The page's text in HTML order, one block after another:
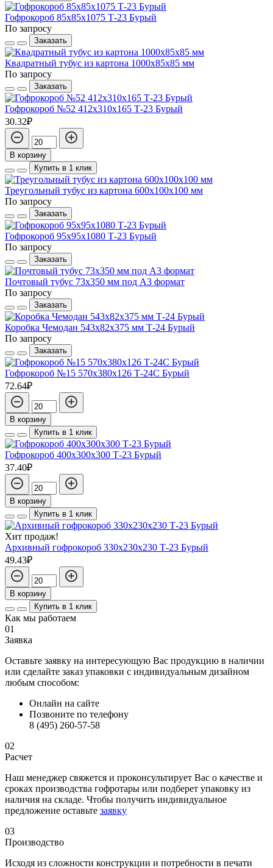
Гофрокороб 85х85х1075 Т-23 Бурый
По запросу
Заказать
Квадратный тубус из картона 1000x85x85 мм
По запросу
Заказать
Гофрокороб №52 412х310х165 Т-23 Бурый
30.32₽
В корзину
Купить в 1 клик
Треугольный тубус из картона 600x100x100 мм
По запросу
Заказать
Гофрокороб 95х95х1080 Т-23 Бурый
По запросу
Заказать
Почтовый тубус 73x350 мм под А3 формат
По запросу
Заказать
Коробка Чемодан 543х82х375 мм Т-24 Бурый
По запросу
Заказать
Гофрокороб №15 570х380х126 Т-24С Бурый
72.64₽
В корзину
Купить в 1 клик
Гофрокороб 400х300х300 Т-23 Бурый
37.40₽
В корзину
Купить в 1 клик
Хит продаж!
Архивный гофрокороб 330х230х230 Т-23 Бурый
49.43₽
В корзину
Купить в 1 клик
Как мы работаем
01
Заявка
Оставьте заявку на интересующую Вас продукцию в наличии
или сделайте заказ упаковки с индивидуальным дизайном
любым способом:
Онлайн на сайте
Позвоните по телефону
8 (495) 260-57-58
02
Расчет
Наш менеджер свяжется и проконсультирует Вас о качестве и
сроках производства гофротары или подберет упаковку из
наличия на складе. Чтобы получить индивидуальное
предложение оставьте заявку
03
Производство
Исходя из сложности конструкции и потребности в печати